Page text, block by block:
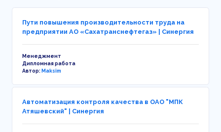
Пути повышения производительности труда на
предприятии АО «Сахатранснефтегаз» | Синергия
Менеджмент
Дипломная работа
Автор:Maksim
Автоматизация контроля качества в ОАО "МПК
Атяшевский" | Синергия